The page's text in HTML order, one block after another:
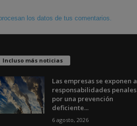
los datos de tus comentarios.
Incluso más noticias
Las empresas se exponen a
responsabilidades penales
por una prevención
deficiente...
6 agosto, 2026